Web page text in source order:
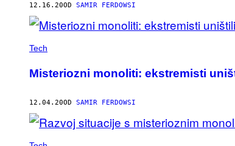
12.16.20OD SAMIR FERDOWSI
Tech
Misteriozni monoliti: ekstremisti
12.04.20OD SAMIR FERDOWSI